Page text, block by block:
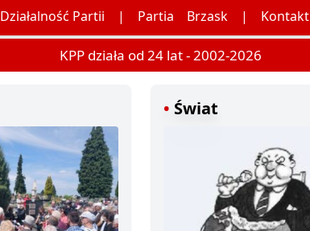
Działalność Partii | Partia Brzask | Kontakt
KPP działa od 24 lat - 2002-2026
Świat